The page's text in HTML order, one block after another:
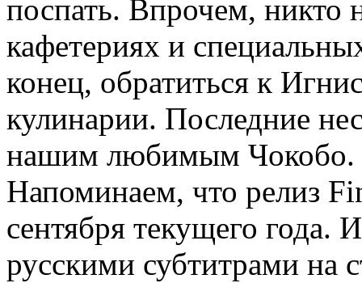
поспать. Впрочем, никто
кафетериях и
конец, обратиться к
кулинарии. Последние
нашим любимым Чокобо.
Напоминаем, что релиз
сентября текущего года.
русскими субтитрами на